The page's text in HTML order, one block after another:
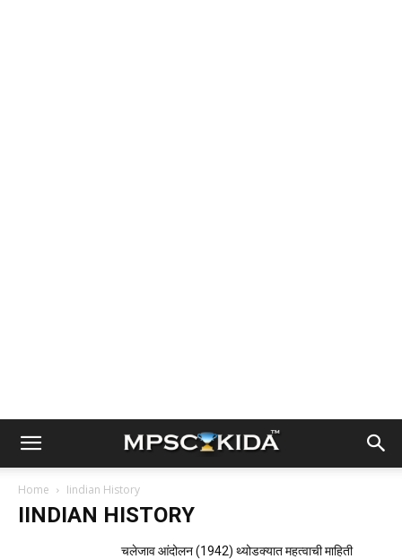
Home Iindian History
IINDIAN HISTORY
चलेजाव आंदोलन (1942) थ्योडक्यात महत्वाची माहिती